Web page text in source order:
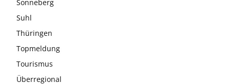
Sonneberg
Suhl
Thüringen
Topmeldung
Tourismus
Überregional